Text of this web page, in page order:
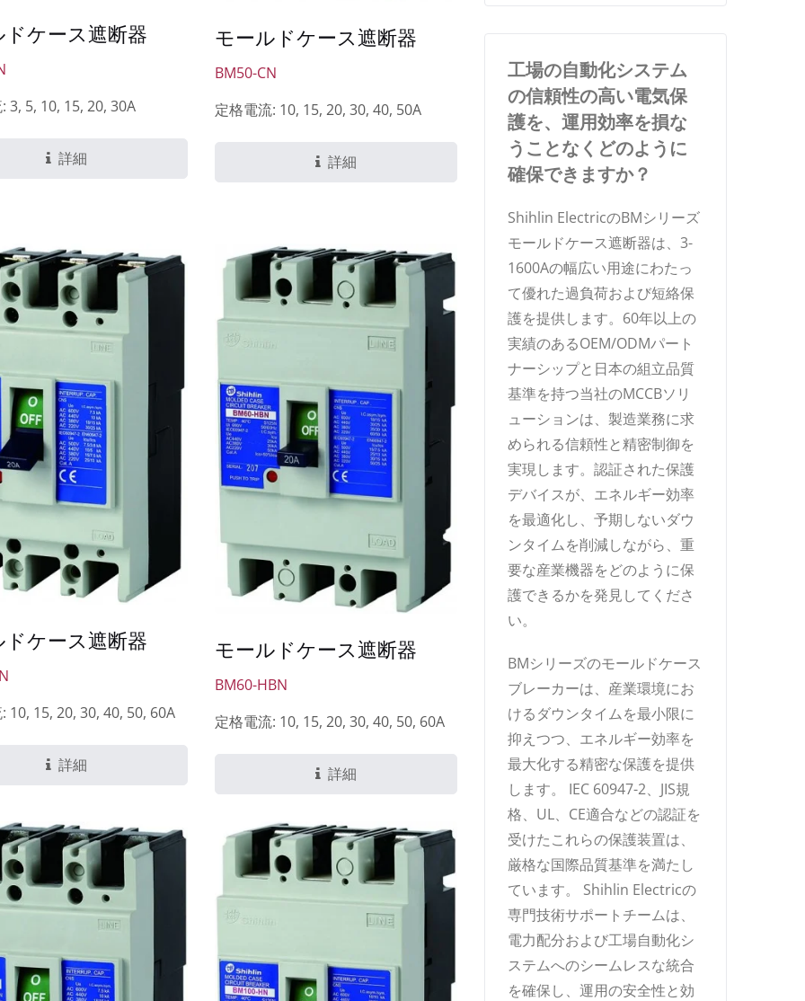
ケース遮断器
3, 5, 10, 15, 20, 30A
詳細
モールドケース遮断器
BM50-CN
定格電流: 10, 15, 20, 30, 40, 50A
詳細
ケース遮断器
10, 15, 20, 30, 40, 50, 60A
詳細
モールドケース遮断器
BM60-HBN
定格電流: 10, 15, 20, 30, 40, 50, 60A
詳細
工場の自動化システム
の信頼性の高い電気保
護を、運用効率を損な
うことなくどのように
確保できますか？
Shihlin ElectricのBMシリーズ
モールドケース遮断器は、3-
1600Aの幅広い用途にわたっ
て優れた過負荷および短絡保
護を提供します。60年以上の
実績のあるOEM/ODMパート
ナーシップと日本の組立品質
基準を持つ当社のMCCBソリ
ューションは、製造業務に求
められる信頼性と精密制御を
実現します。認証された保護
デバイスが、エネルギー効率
を最適化し、予期しないダウ
ンタイムを削減しながら、重
要な産業機器をどのように保
護できるかを発見してくださ
い。
BMシリーズのモールドケース
ブレーカーは、産業環境にお
けるダウンタイムを最小限に
抑えつつ、エネルギー効率を
最大化する精密な保護を提供
します。 IEC 60947-2、JIS規
格、UL、CE適合などの認証を
受けたこれらの保護装置は、
厳格な国際品質基準を満たし
ています。 Shihlin Electricの
専門技術サポートチームは、
電力配分および工場自動化シ
ステムへのシームレスな統合
を確保し、運用の安全性と効